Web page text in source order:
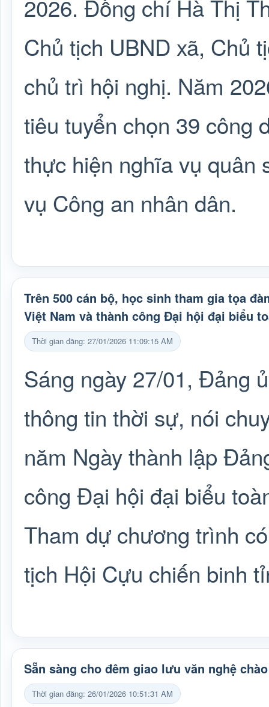
2026. Đồng chí Hà Thị
Chủ tịch UBND xã, Chủ
chủ trì hội nghị. Năm
tiêu tuyển chọn 39 công
thực hiện nghĩa vụ quân
vụ Công an nhân dân.
Trên 500 cán bộ, học sinh tham gia tọa
Việt Nam và thành công Đại hội đại biểu
Thời gian đăng: 27/01/2026 11:09:15 AM
Sáng ngày 27/01, Đảng
thông tin thời sự, nói
năm Ngày thành lập
công Đại hội đại biểu
Tham dự chương trình
tịch Hội Cựu chiến binh
Sẵn sàng cho đêm giao lưu văn nghệ
Thời gian đăng: 26/01/2026 10:51:31 AM